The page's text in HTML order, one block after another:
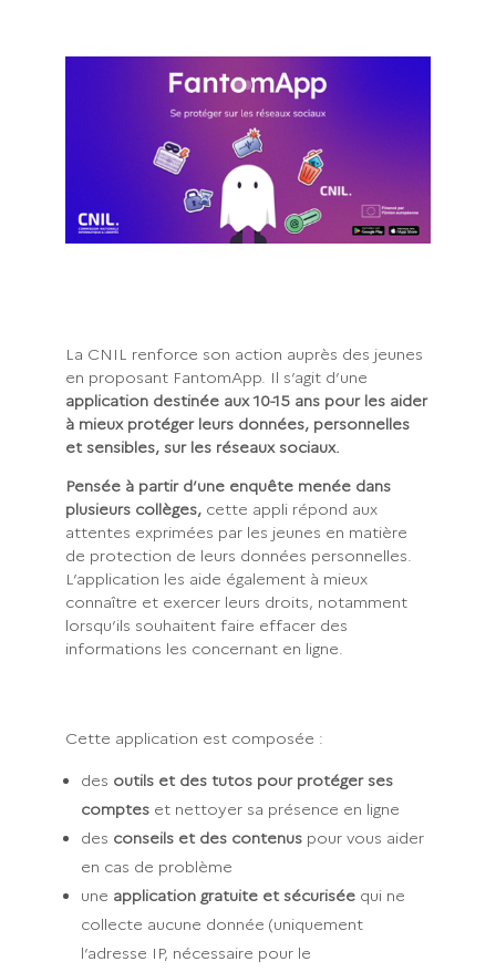
La CNIL renforce son action auprès des jeunes
en proposant FantomApp. Il s’agit d’une
application destinée aux 10-15 ans pour les aider
à mieux protéger leurs données, personnelles
et sensibles, sur les réseaux sociaux.
Pensée à partir d’une enquête menée dans
plusieurs collèges, cette appli répond aux
attentes exprimées par les jeunes en matière
de protection de leurs données personnelles.
L’application les aide également à mieux
connaître et exercer leurs droits, notamment
lorsqu’ils souhaitent faire effacer des
informations les concernant en ligne.
Cette application est composée :
des outils et des tutos pour protéger ses
comptes et nettoyer sa présence en ligne
des conseils et des contenus pour vous aider
en cas de problème
une application gratuite et sécurisée qui ne
collecte aucune donnée (uniquement
l’adresse IP, nécessaire pour le